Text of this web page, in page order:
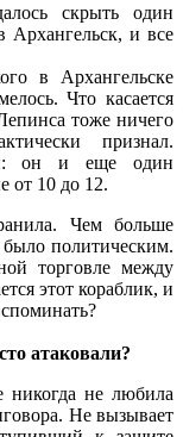
скрыть один
Архангельск, и все
в Архангельске
Что касается
тоже ничего
признал.
он и еще один
от 10 до 12.
Чем больше
политическим.
торговле между
этот кораблик, и
атаковали?
не любила
Не вызывает